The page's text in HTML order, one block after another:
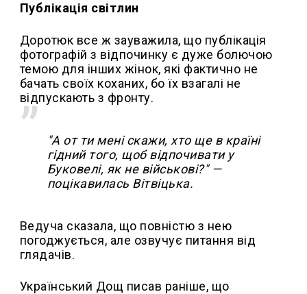
Публікація світлин
Доротюк все ж зауважила, що публікація
фотографій з відпочинку є дуже болючою
темою для інших жінок, які фактично не
бачать своїх коханих, бо їх взагалі не
відпускають з фронту.
"А от ти мені скажи, хто ще в країні
гідний того, щоб відпочивати у
Буковелі, як не військові?" —
поцікавилась Вітвіцька.
Ведуча сказала, що повністю з нею
погоджується, але озвучує питання від
глядачів.
Український Дощ писав раніше, що